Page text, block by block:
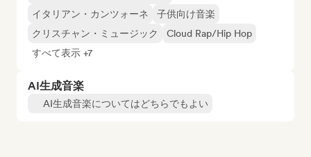
イタリアン・カンツォーネ
子供向け音楽
クリスチャン・ミュージック
Cloud Rap/Hip Hop
すべて表示 +7
AI生成音楽
AI生成音楽についてはどちらでもよい